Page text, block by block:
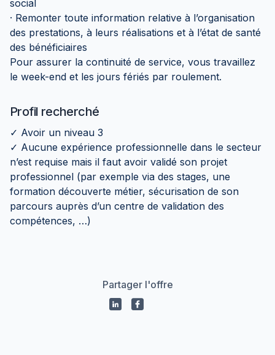
social
· Remonter toute information relative à l’organisation
des prestations, à leurs réalisations et à l’état de santé
des bénéficiaires
Pour assurer la continuité de service, vous travaillez
le week-end et les jours fériés par roulement.
Profil recherché
✓ Avoir un niveau 3
✓ Aucune expérience professionnelle dans le secteur
n’est requise mais il faut avoir validé son projet
professionnel (par exemple via des stages, une
formation découverte métier, sécurisation de son
parcours auprès d’un centre de validation des
compétences, …)
Partager l'offre